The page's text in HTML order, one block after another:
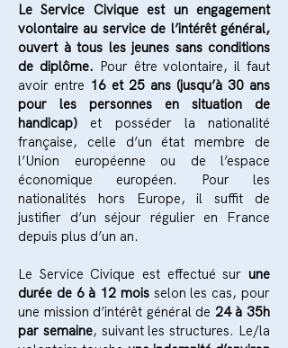
Le Service Civique est un engagement
volontaire au service de l’intérêt général,
ouvert à tous les jeunes sans conditions
de diplôme. Pour être volontaire, il faut
avoir entre 16 et 25 ans (jusqu’à 30 ans
pour les personnes en situation de
handicap) et posséder la nationalité
française, celle d’un état membre de
l’Union européenne ou de l’espace
économique européen. Pour les
nationalités hors Europe, il suffit de
justifier d’un séjour régulier en France
depuis plus d’un an.
Le Service Civique est effectué sur une
durée de 6 à 12 moisselon les cas, pour
une mission d’intérêt général de 24 à 35h
par semaine, suivant les structures. Le/la